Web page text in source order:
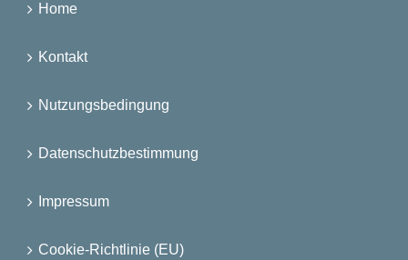
Home
Kontakt
Nutzungsbedingung
Datenschutzbestimmung
Impressum
Cookie-Richtlinie (EU)